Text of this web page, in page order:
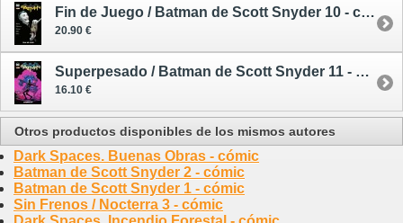
Fin de Juego / Batman de Scott Snyder 10 - cómic
20.90 €
Superpesado / Batman de Scott Snyder 11 - cómic
16.10 €
Otros productos disponibles de los mismos autores
Dark Spaces. Buenas Obras - cómic
Batman de Scott Snyder 2 - cómic
Batman de Scott Snyder 1 - cómic
Sin Frenos / Nocterra 3 - cómic